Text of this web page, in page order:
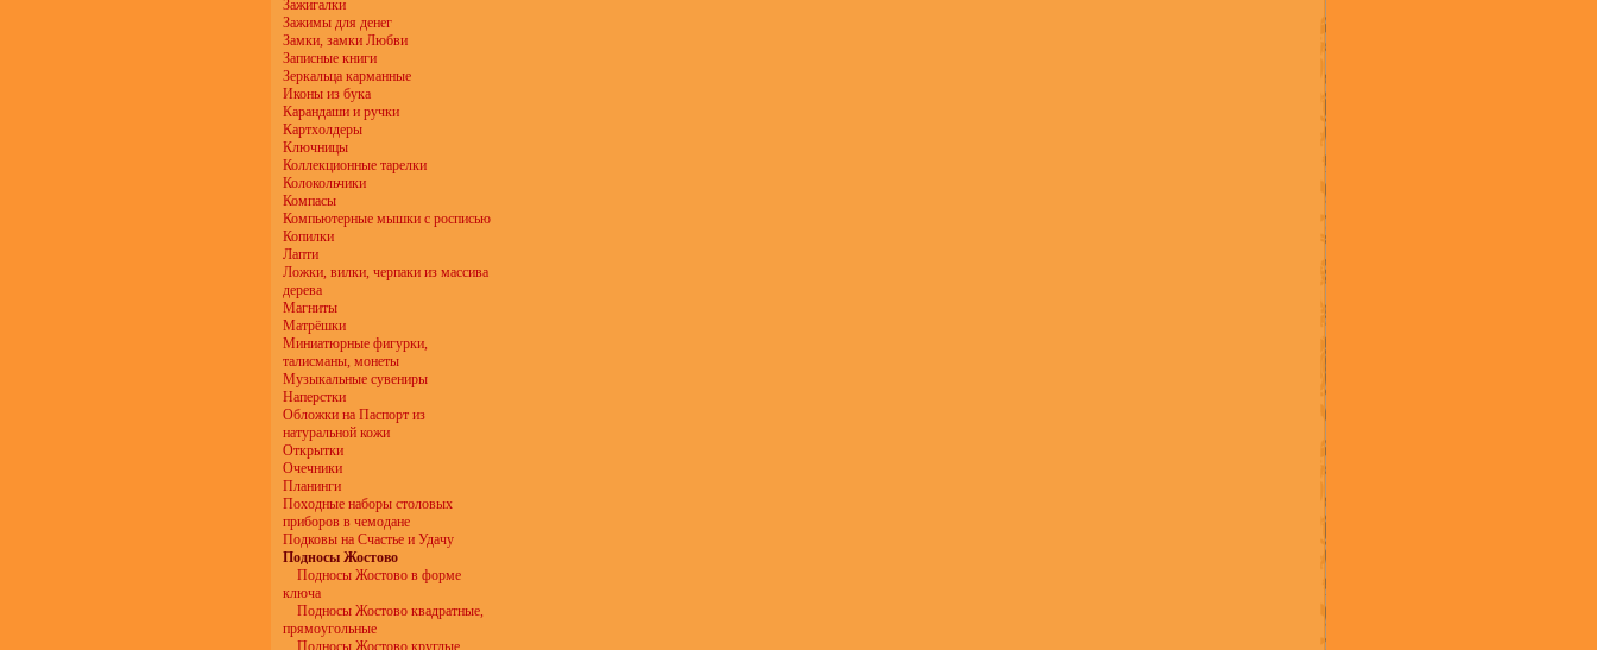
Зажигалки
Зажимы для денег
Замки, замки Любви
Записные книги
Зеркальца карманные
Иконы из бука
Карандаши и ручки
Картхолдеры
Ключницы
Коллекционные тарелки
Колокольчики
Компасы
Компьютерные мышки с росписью
Копилки
Лапти
Ложки, вилки, черпаки из массива
дерева
Магниты
Матрёшки
Миниатюрные фигурки,
талисманы, монеты
Музыкальные сувениры
Наперстки
Обложки на Паспорт из
натуральной кожи
Открытки
Очечники
Планинги
Походные наборы столовых
приборов в чемодане
Подковы на Счастье и Удачу
Подносы Жостово
Подносы Жостово в форме
ключа
Подносы Жостово квадратные,
прямоугольные
Подносы Жостово круглые